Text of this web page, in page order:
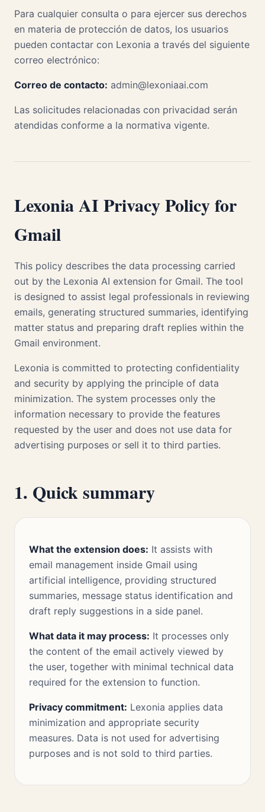
Para cualquier consulta o para ejercer sus derechos
en materia de protección de datos, los usuarios
pueden contactar con Lexonia a través del siguiente
correo electrónico:
Correo de contacto: admin@lexoniaai.com
Las solicitudes relacionadas con privacidad serán
atendidas conforme a la normativa vigente.
Lexonia AI Privacy Policy for
Gmail
This policy describes the data processing carried
out by the Lexonia AI extension for Gmail. The tool
is designed to assist legal professionals in reviewing
emails, generating structured summaries, identifying
matter status and preparing draft replies within the
Gmail environment.
Lexonia is committed to protecting confidentiality
and security by applying the principle of data
minimization. The system processes only the
information necessary to provide the features
requested by the user and does not use data for
advertising purposes or sell it to third parties.
1. Quick summary
What the extension does: It assists with
email management inside Gmail using
artificial intelligence, providing structured
summaries, message status identification and
draft reply suggestions in a side panel.
What data it may process: It processes only
the content of the email actively viewed by
the user, together with minimal technical data
required for the extension to function.
Privacy commitment: Lexonia applies data
minimization and appropriate security
measures. Data is not used for advertising
purposes and is not sold to third parties.